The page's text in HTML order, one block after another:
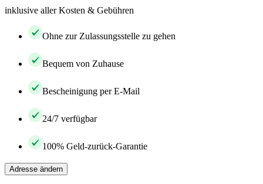
inklusive aller Kosten & Gebühren
Ohne zur Zulassungsstelle zu gehen
Bequem von Zuhause
Bescheinigung per E-Mail
24/7 verfügbar
100% Geld-zurück-Garantie
Adresse ändern